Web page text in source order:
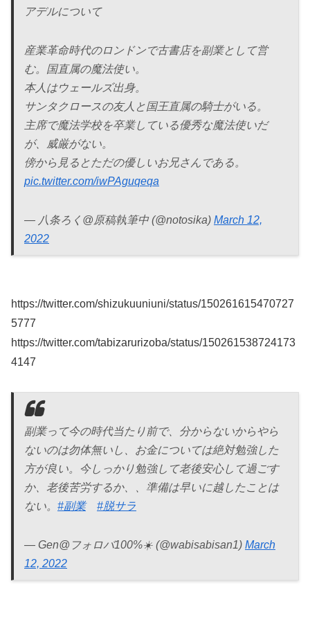
アデルについて
産業革命時代のロンドンで古書店を副業として営
む。国直属の魔法使い。
本人はウェールズ出身。
サンタクロースの友人と国王直属の騎士がいる。
主席で魔法学校を卒業している優秀な魔法使いだ
が、威厳がない。
傍から見るとただの優しいお兄さんである。
pic.twitter.com/iwPAguqeqa
— 八条ろく@原稿執筆中 (@notosika) March 12,
2022
https://twitter.com/shizukuuniuni/status/150261615470727
5777
https://twitter.com/tabizarurizoba/status/150261538724173
4147
副業って今の時代当たり前で、分からないからやら
ないのは勿体無いし、お金については絶対勉強した
方が良い。今しっかり勉強して老後安心して過ごす
か、老後苦労するか、、準備は早いに越したことは
ない。 #副業 #脱サラ
— Gen@フォロバ100%☀️ (@wabisabisan1) March
12, 2022